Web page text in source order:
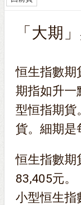
「大期
恒生指數期
期指如升一
型恒指期貨
貨。細期是
恒生指數期
83,405元。
小型恒生指